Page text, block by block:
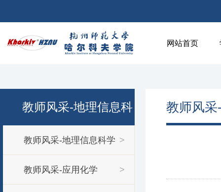
网站首页
教师风采-地理信息科
学
教师风采-地理信息科学 >
教师风采-应用化学 >
教师风